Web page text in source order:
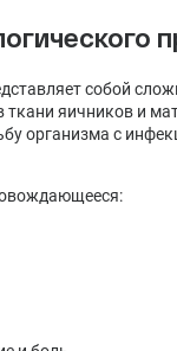
собой
яичников и
организма с